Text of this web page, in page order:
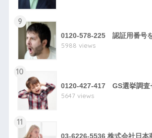
9
0120-578-225 認証用番号
5988 views
10
0120-427-417 GS選挙調査
5647 views
11
03-6226-5536 株式会社日本